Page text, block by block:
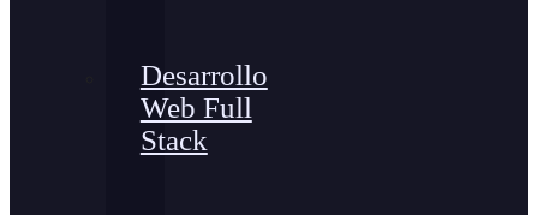
Desarrollo
Web Full
Stack